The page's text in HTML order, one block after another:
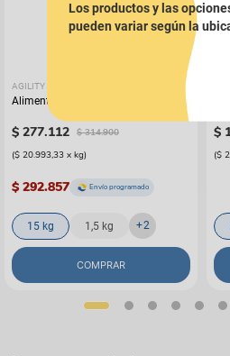
AGILITY
Alimento Para Perro Agility Gold
Grandes Adultos
$ 277.112 $ 314.900
($ 20.993,33 x kg)
$ 292.857 Envío programado
15 kg 1,5 kg +2
COMPRAR
$
($
Los productos y las
pueden variar según la